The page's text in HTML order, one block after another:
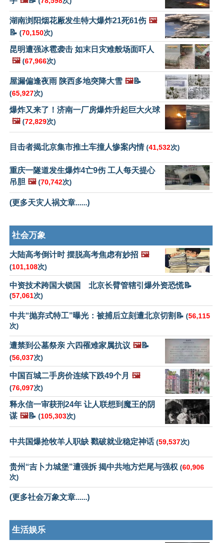
湖南浏阳烟花厰发生特大爆炸21死61伤 🖼️
📝 (70,150次)
昆明遭强冰雹袭击 如末日灾难般场面吓人
🖼️ (67,966次)
屋漏偏逢夜雨 陕西多地突降大雪 🖼️📝
(65,927次)
爆炸又来了！济南一厂房爆炸升起巨大火球
🖼️ (72,829次)
目击者揭北京集市推土车撞人惨案内情(41,532次)
重庆一隧道发生爆炸4亡9伤 工人每天提心
吊胆 🖼️ (70,742次)
(更多天灾人祸文章......)
社会万象
大陆高考倒计时 摆脱高考焦虑有妙招 🖼️
(101,108次)
中资技术跨国大锁国 北京长臂管辖引爆外资恐慌📝
(57,061次)
中共“抛弃式特工”曝光：被捕后立刻遭北京切割📝 (56,115
次)
遭禁到公墓祭亲 六四罹难家属抗议 🖼️📝
(56,037次)
中国百城二手房价连续下跌49个月 🖼️
(76,097次)
释永信一审获刑24年 让人联想到魔王的阴
谋 🖼️📝 (105,303次)
中共国爆抢牧羊人职缺 戳破就业稳定神话(59,537次)
贵州“吉卜力城堡”遭强拆 揭中共地方烂尾与强权 (60,906
次)
(更多社会万象文章......)
生活娱乐